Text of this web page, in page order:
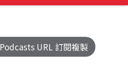
Podcasts URL 訂閱複製